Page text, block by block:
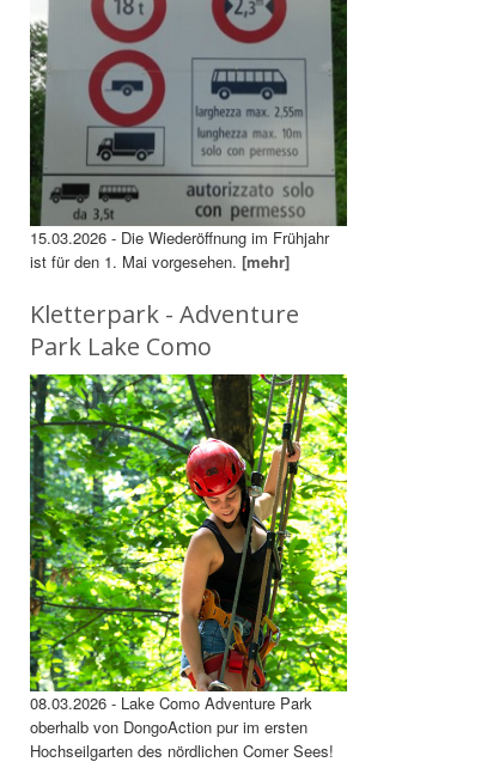
15.03.2026 - Die Wiederöffnung im Frühjahr
ist für den 1. Mai vorgesehen. [mehr]
Kletterpark - Adventure
Park Lake Como
08.03.2026 - Lake Como Adventure Park
oberhalb von DongoAction pur im ersten
Hochseilgarten des nördlichen Comer Sees!